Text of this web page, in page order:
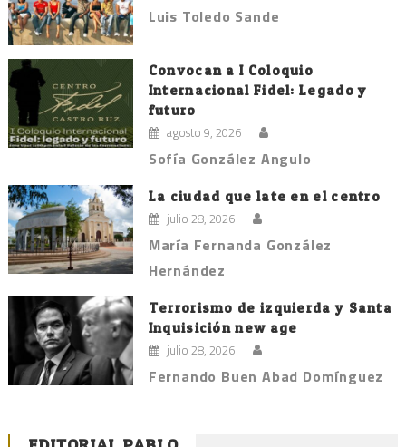
Luis Toledo Sande
Convocan a I Coloquio
Internacional Fidel: Legado y
futuro
agosto 9, 2026
Sofía González Angulo
La ciudad que late en el centro
julio 28, 2026
María Fernanda González
Hernández
Terrorismo de izquierda y Santa
Inquisición new age
julio 28, 2026
Fernando Buen Abad Domínguez